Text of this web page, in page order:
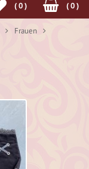
(0)
(0)
Frauen